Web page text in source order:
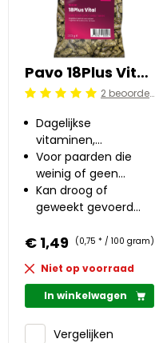
Pavo 18Plus Vital 0.2 kg
Beoordeling: 5/5 2 beoordelingen
Dagelijkse
vitaminen,
mineralen en
sporenelementen
voor oudere
paarden
Voor paarden die
weinig of geen
krachtvoer krijgen
Kan droog of
geweekt gevoerd
€ 1,49 (0,75 * / 100 gram)
Niet op voorraad
In winkelwagen
Vergelijken